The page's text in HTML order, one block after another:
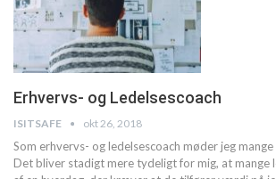
Erhvervs- og Ledelsescoach
ISITSAFE okt 26, 2018
Som erhvervs- og ledelsescoach møder jeg
Det bliver stadigt mere tydeligt for mig, at mange